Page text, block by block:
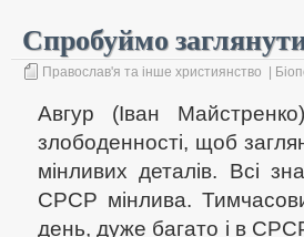
Спробуймо
Православ'я та інше християнство
Авгур (Іван
злободенності, щоб
мінливих деталів. Всі
СРСР мінлива.
день, дуже багато і в